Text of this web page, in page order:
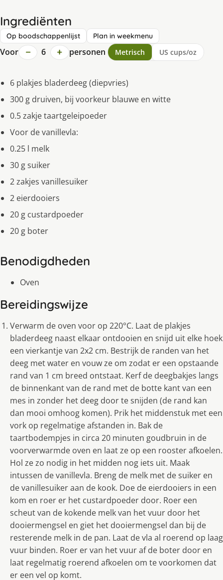
Ingrediënten
Op boodschappenlijst Plan in weekmenu
Voor − 6 + personen Metrisch US cups/oz
6 plakjes bladerdeeg (diepvries)
300 g druiven, bij voorkeur blauwe en witte
0.5 zakje taartgeleipoeder
Voor de vanillevla:
0.25 l melk
30 g suiker
2 zakjes vanillesuiker
2 eierdooiers
20 g custardpoeder
20 g boter
Benodigdheden
Oven
Bereidingswijze
Verwarm de oven voor op 220°C. Laat de plakjes
bladerdeeg naast elkaar ontdooien en snijd uit elke hoek
een vierkantje van 2x2 cm. Bestrijk de randen van het
deeg met water en vouw ze om zodat er een opstaande
rand van 1 cm breed ontstaat. Kerf de deegbakjes langs
de binnenkant van de rand met de botte kant van een
mes in zonder het deeg door te snijden (de rand kan
dan mooi omhoog komen). Prik het middenstuk met een
vork op regelmatige afstanden in. Bak de
taartbodempjes in circa 20 minuten goudbruin in de
voorverwarmde oven en laat ze op een rooster afkoelen.
Hol ze zo nodig in het midden nog iets uit. Maak
intussen de vanillevla. Breng de melk met de suiker en
de vanillesuiker aan de kook. Doe de eierdooiers in een
kom en roer er het custardpoeder door. Roer een
scheut van de kokende melk van het vuur door het
dooiermengsel en giet het dooiermengsel dan bij de
resterende melk in de pan. Laat de vla al roerend op laag
vuur binden. Roer er van het vuur af de boter door en
laat regelmatig roerend afkoelen om te voorkomen dat
er een vel op komt.